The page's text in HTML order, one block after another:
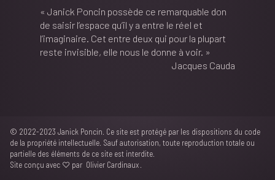
« Janick Poncin possède ce remarquable don
de saisir l’espace qu’il y a entre le réel et
l’imaginaire. Cet entre deux qui pour la plupart
reste invisible, elle nous le donne à voir. »
Jacques Cauda
© 2022-2023 Janick Poncin. Ce site est protégé par les dispositions du code
de la propriété intellectuelle. Sauf autorisation, toute reproduction totale ou
partielle des éléments de ce site est interdite.
Site conçu avec ♡ par Olivier Cardinaux